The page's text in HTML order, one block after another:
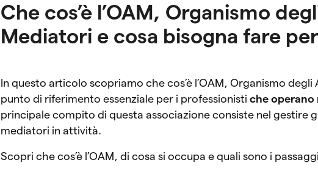
Che cos’è l’OAM, Organismo
Mediatori e cosa bisogna fare
In questo articolo scopriamo che cos’è l’OAM, Organismo
punto di riferimento essenziale per i professionistiche operano
principale compito di questa associazione consiste nel gestire
mediatori in attività.
Scopri che cos’è l’OAM, di cosa si occupa e quali sono i